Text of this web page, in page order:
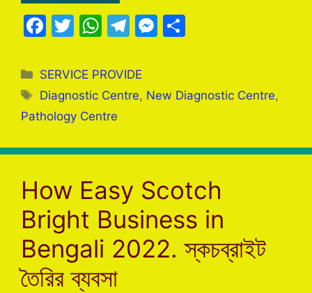
F
c
e
b
o
k
T
itt
er
W
at
s
A
p
T
e
gr
M
s
g
er
e
Categories
SERVICE PROVIDE
Tags
Diagnostic Centre, New Diagnostic Centre,
Pathology Centre
How Easy Scotch
Bright Business in
Bengali 2022. স্কচব্রাইট
তৈরির ব্যবসা